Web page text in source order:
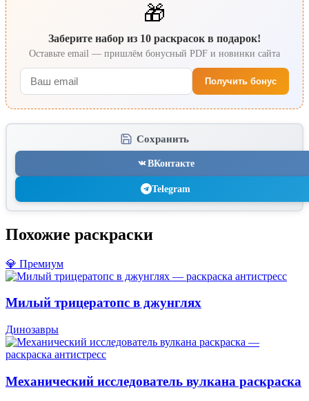
🎁
Заберите набор из 10 раскрасок в подарок!
Оставьте email — пришлём бонусный PDF и новинки сайта
Получить бонус
Сохранить
ВКонтакте
Telegram
Похожие раскраски
💎 Премиум
Милый трицератопс в джунглях
Динозавры
Механический исследователь вулкана раскраска